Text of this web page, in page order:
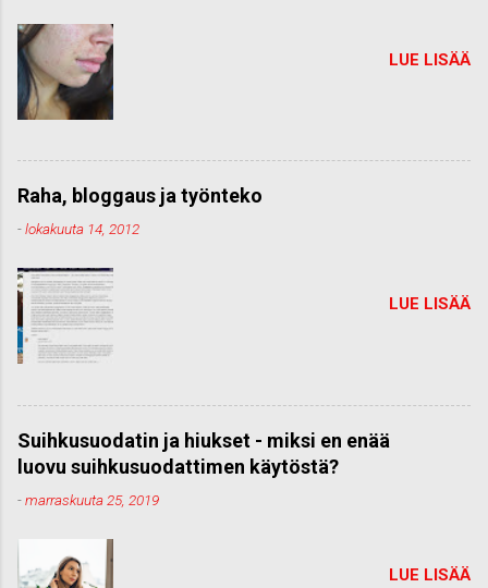
LUE LISÄÄ
Raha, bloggaus ja työnteko
-lokakuuta 14, 2012
LUE LISÄÄ
Suihkusuodatin ja hiukset - miksi en enää
luovu suihkusuodattimen käytöstä?
-marraskuuta 25, 2019
LUE LISÄÄ